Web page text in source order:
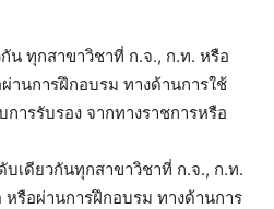
น ทุกสาขาวิชาที่ ก.จ., ก.ท. หรือ
านการฝึกอบรม ทางด้านการใช้
ารรับรอง จากทางราชการหรือ
เดียวกันทุกสาขาวิชาที่ ก.จ., ก.ท.
รือผ่านการฝึกอบรม ทางด้านการ